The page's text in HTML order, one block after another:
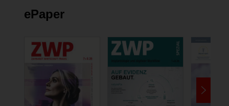
ePaper